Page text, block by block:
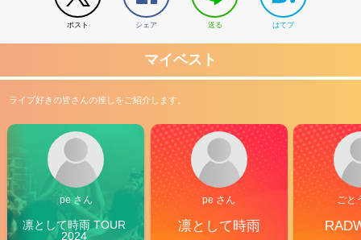
ポスト シェア 送る はてブ
マイベスト
ライブ好きの皆さんの推しをご紹介します。
pe さん
凛として時雨 TOUR
2024
pe さん
凛として時雨
ごと